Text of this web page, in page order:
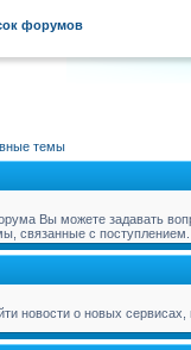
форумов
темы
Вы можете задавать
связанные с поступлением.
новости о новых